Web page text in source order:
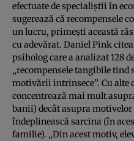
efectuate de specialiştii în
sugerează că recompensele
un lucru, primeşti această
cu adevărat. Daniel Pink
psiholog care a analizat 128
„recompensele tangibile tind
motivării intrinsece”. Cu alte
concentrează mai mult
banii) decât asupra
îndeplinească sarcina (în
familie). „Din acest motiv,